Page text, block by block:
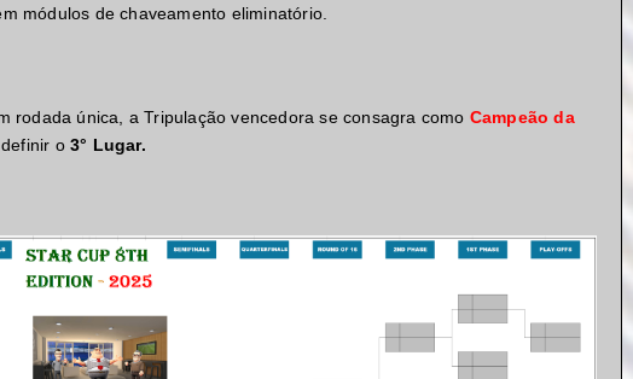
módulos de chaveamento eliminatório.
rodada única, a Tripulação vencedora se consagra como Campeão da
o 3° Lugar.